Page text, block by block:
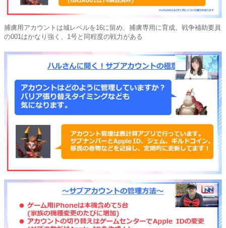
捕虜用アカウントは城レベルを16に留め、捕虜専用に育成。戦争補助要員
の001はかなり強く、1号と同程度の戦力がある